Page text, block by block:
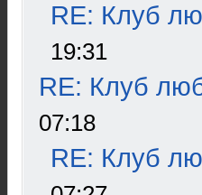
RE: Клуб
19:31
RE: Клуб
07:18
RE: Клуб